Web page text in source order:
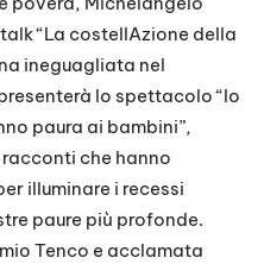
“La costellAzione della
ineguagliata nel
lo spettacolo “Io
paura ai bambini”,
che hanno
illuminare i recessi
paure più profonde.
Tenco e acclamata